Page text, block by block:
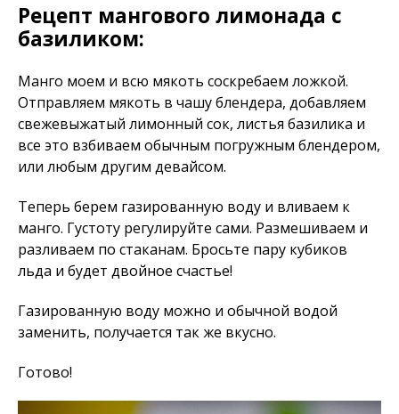
Рецепт мангового лимонада с
базиликом:
Манго моем и всю мякоть соскребаем ложкой.
Отправляем мякоть в чашу блендера, добавляем
свежевыжатый лимонный сок, листья базилика и
все это взбиваем обычным погружным блендером,
или любым другим девайсом.
Теперь берем газированную воду и вливаем к
манго. Густоту регулируйте сами. Размешиваем и
разливаем по стаканам. Бросьте пару кубиков
льда и будет двойное счастье!
Газированную воду можно и обычной водой
заменить, получается так же вкусно.
Готово!